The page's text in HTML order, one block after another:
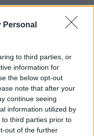
Personal
to third parties, or
information for
the below opt-out
note that after your
continue seeing
information utilized by
third parties prior to
out of the further